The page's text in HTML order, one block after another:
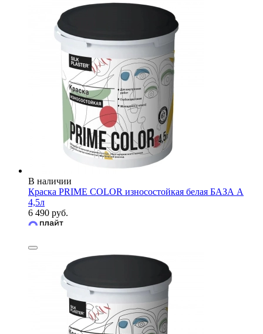
В наличии
Краска PRIME COLOR износостойкая белая БАЗА А
4,5л
6 490 руб.